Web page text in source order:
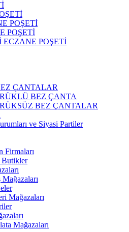
POŞETİ
POŞETİ
ECZANE POŞETİ
ÇANTALAR
BEZ ÇANTA
BEZ ÇANTALAR
ve Siyasi Partiler
Firmaları
Butikler
Mağazaları
Mağazaları